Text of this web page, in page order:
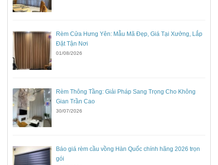
Rèm Cửa Hưng Yên: Mẫu Mã Đẹp, Giá Tại Xưởng, Lắp
Đặt Tận Nơi
01/08/2026
Rèm Thông Tầng: Giải Pháp Sang Trọng Cho Không
Gian Trần Cao
30/07/2026
Báo giá rèm cầu vồng Hàn Quốc chính hãng 2026 trọn
gói